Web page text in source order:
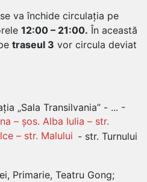
va închide circulația pe
12:00 – 21:00. În această
traseul 3 vor circula deviat
„Sala Transilvania” - ... -
– șos. Alba Iulia – str.
– str. Malului - str. Turnului
Primarie, Teatru Gong;